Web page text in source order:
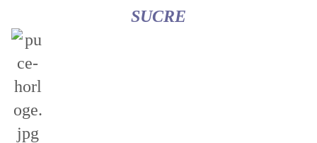
SUCRE